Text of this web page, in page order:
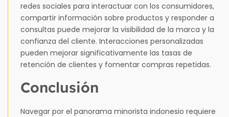
redes sociales para interactuar con los consumidores,
compartir información sobre productos y responder a
consultas puede mejorar la visibilidad de la marca y la
confianza del cliente. Interacciones personalizadas
pueden mejorar significativamente las tasas de
retención de clientes y fomentar compras repetidas.
Conclusión
Navegar por el panorama minorista indonesio requiere